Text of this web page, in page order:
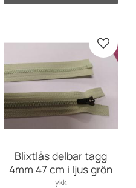
hinzufügen
Blixtlås delbar tagg
4mm 47 cm i ljus grön
ykk
Zu